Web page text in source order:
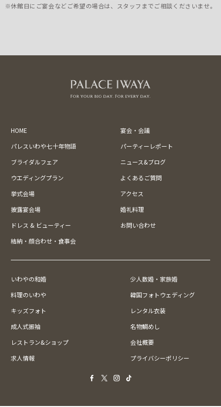
※休館日にご宴会などご希望の場合は、スタッフまでご相談くださいませ。
HOME
宴会・会議
パレスいわや七十年物語
パーティーレポート
ブライダルフェア
ニュース&ブログ
ウエディングプラン
よくあるご質問
挙式会場
アクセス
披露宴会場
婚礼料理
ドレス & ビューティー
お問い合わせ
結納・顔合わせ・食事会
いわやの和婚
少人数婚・家族婚
料理のいわや
韓国フォトウェディング
キッズフォト
レンタル衣装
成人式振袖
名物鯛めし
レストラン&ショップ
会社概要
求人情報
プライバシーポリシー